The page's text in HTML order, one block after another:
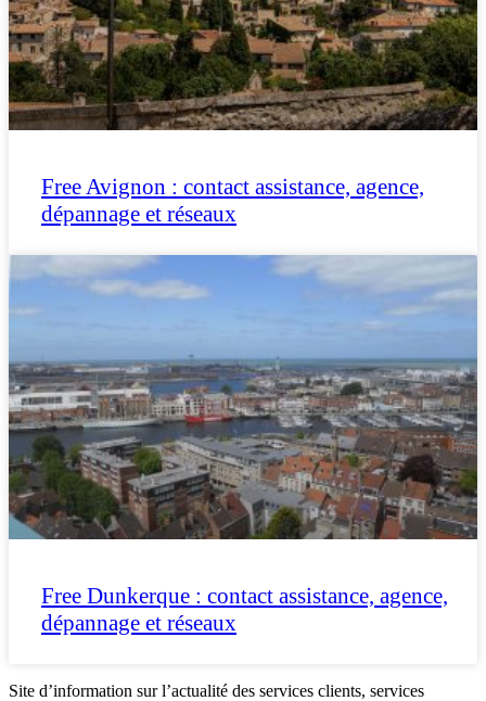
Free Avignon : contact assistance, agence,
dépannage et réseaux
Free Dunkerque : contact assistance, agence,
dépannage et réseaux
Site d’information sur l’actualité des services clients, services